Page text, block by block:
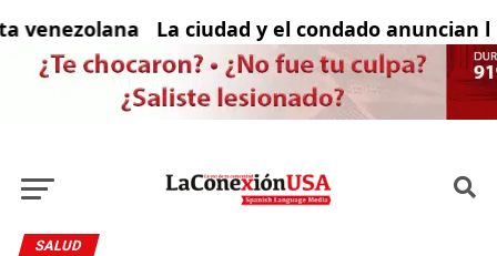
con solicitud de asilo vigente en un
La ciudad y el condado anuncian
SALUD